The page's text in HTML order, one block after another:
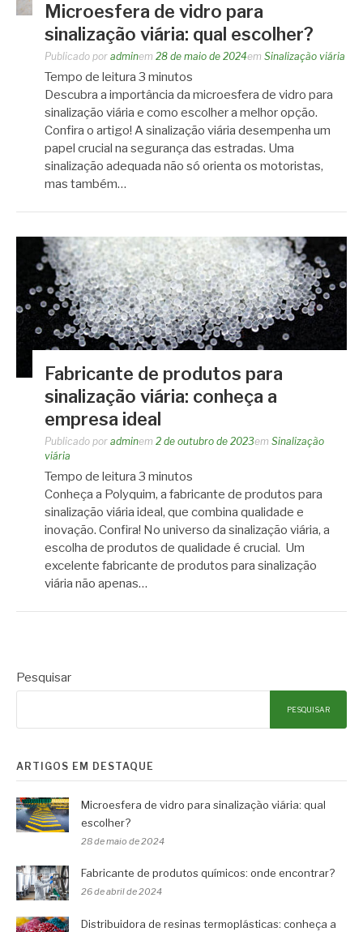
Microesfera de vidro para
sinalização viária: qual escolher?
Publicado por adminem 28 de maio de 2024em Sinalização viária
Tempo de leitura 3 minutos
Descubra a importância da microesfera de vidro para
sinalização viária e como escolher a melhor opção.
Confira o artigo! A sinalização viária desempenha um
papel crucial na segurança das estradas. Uma
sinalização adequada não só orienta os motoristas,
mas também…
Fabricante de produtos para
sinalização viária: conheça a
empresa ideal
Publicado por adminem 2 de outubro de 2023em Sinalização
viária
Tempo de leitura 3 minutos
Conheça a Polyquim, a fabricante de produtos para
sinalização viária ideal, que combina qualidade e
inovação. Confira! No universo da sinalização viária, a
escolha de produtos de qualidade é crucial. Um
excelente fabricante de produtos para sinalização
viária não apenas…
Pesquisar
PESQUISAR
ARTIGOS EM DESTAQUE
Microesfera de vidro para sinalização viária: qual
escolher?
28 de maio de 2024
Fabricante de produtos químicos: onde encontrar?
26 de abril de 2024
Distribuidora de resinas termoplásticas: conheça a